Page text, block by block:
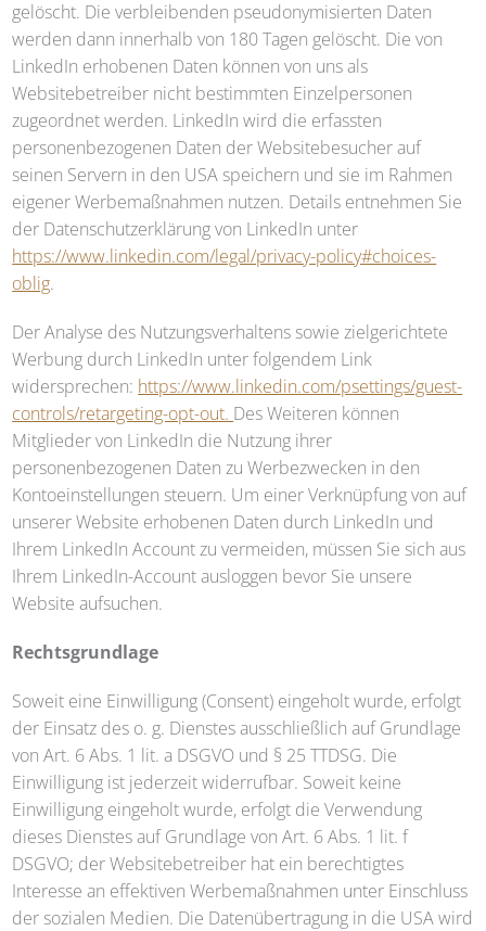
gelöscht. Die verbleibenden pseudonymisierten Daten
werden dann innerhalb von 180 Tagen gelöscht. Die von
LinkedIn erhobenen Daten können von uns als
Websitebetreiber nicht bestimmten Einzelpersonen
zugeordnet werden. LinkedIn wird die erfassten
personenbezogenen Daten der Websitebesucher auf
seinen Servern in den USA speichern und sie im Rahmen
eigener Werbemaßnahmen nutzen. Details entnehmen Sie
der Datenschutzerklärung von LinkedIn unter
https://www.linkedin.com/legal/privacy-policy#choices-
oblig.
Der Analyse des Nutzungsverhaltens sowie zielgerichtete
Werbung durch LinkedIn unter folgendem Link
widersprechen: https://www.linkedin.com/psettings/guest-
controls/retargeting-opt-out. Des Weiteren können
Mitglieder von LinkedIn die Nutzung ihrer
personenbezogenen Daten zu Werbezwecken in den
Kontoeinstellungen steuern. Um einer Verknüpfung von auf
unserer Website erhobenen Daten durch LinkedIn und
Ihrem LinkedIn Account zu vermeiden, müssen Sie sich aus
Ihrem LinkedIn-Account ausloggen bevor Sie unsere
Website aufsuchen.
Rechtsgrundlage
Soweit eine Einwilligung (Consent) eingeholt wurde, erfolgt
der Einsatz des o. g. Dienstes ausschließlich auf Grundlage
von Art. 6 Abs. 1 lit. a DSGVO und § 25 TTDSG. Die
Einwilligung ist jederzeit widerrufbar. Soweit keine
Einwilligung eingeholt wurde, erfolgt die Verwendung
dieses Dienstes auf Grundlage von Art. 6 Abs. 1 lit. f
DSGVO; der Websitebetreiber hat ein berechtigtes
Interesse an effektiven Werbemaßnahmen unter Einschluss
der sozialen Medien. Die Datenübertragung in die USA wird